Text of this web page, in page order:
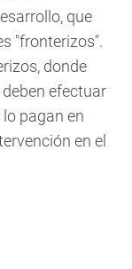
que
"fronterizos".
donde
efectuar
pagan en
en el